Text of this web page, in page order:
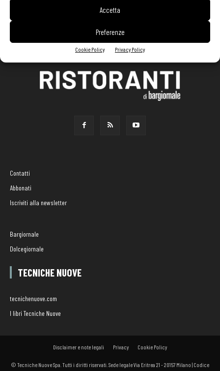
Accetta
Preferenze
Cookie Policy Privacy Policy
Contatti
Abbonati
Iscriviti alla newsletter
Bargiornale
Dolcegiornale
TECNICHE NUOVE
tecnichenuove.com
I libri Tecniche Nuove
Disclaimer e note legali Privacy Cookie Policy
© Tecniche Nuove Spa. Tutti i diritti riservati. Sede legale Via Eritrea 21 - 20157 Milano | Codice